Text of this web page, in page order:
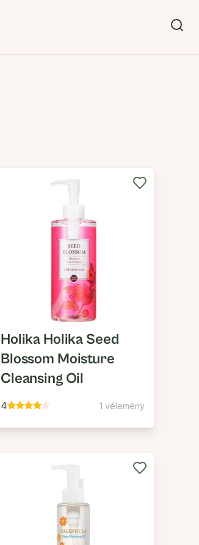
Holika Holika Seed
Blossom Moisture
Cleansing Oil
4 1 vélemény